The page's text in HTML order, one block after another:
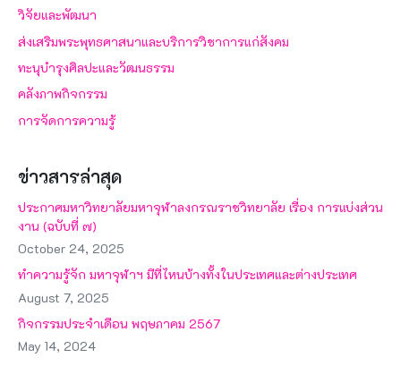
วิจัยและพัฒนา
ส่งเสริมพระพุทธศาสนาและบริการวิชาการแก่สังคม
ทะนุบำรุงศิลปะและวัฒนธรรม
คลังภาพกิจกรรม
การจัดการความรู้
ข่าวสารล่าสุด
ประกาศมหาวิทยาลัยมหาจุฬาลงกรณราชวิทยาลัย เรื่อง การแบ่งส่วน
งาน (ฉบับที่ ๗)
October 24, 2025
ทำความรู้จัก มหาจุฬาฯ มีที่ไหนบ้างทั้งในประเทศและต่างประเทศ
August 7, 2025
กิจกรรมประจำเดือน พฤษภาคม 2567
May 14, 2024